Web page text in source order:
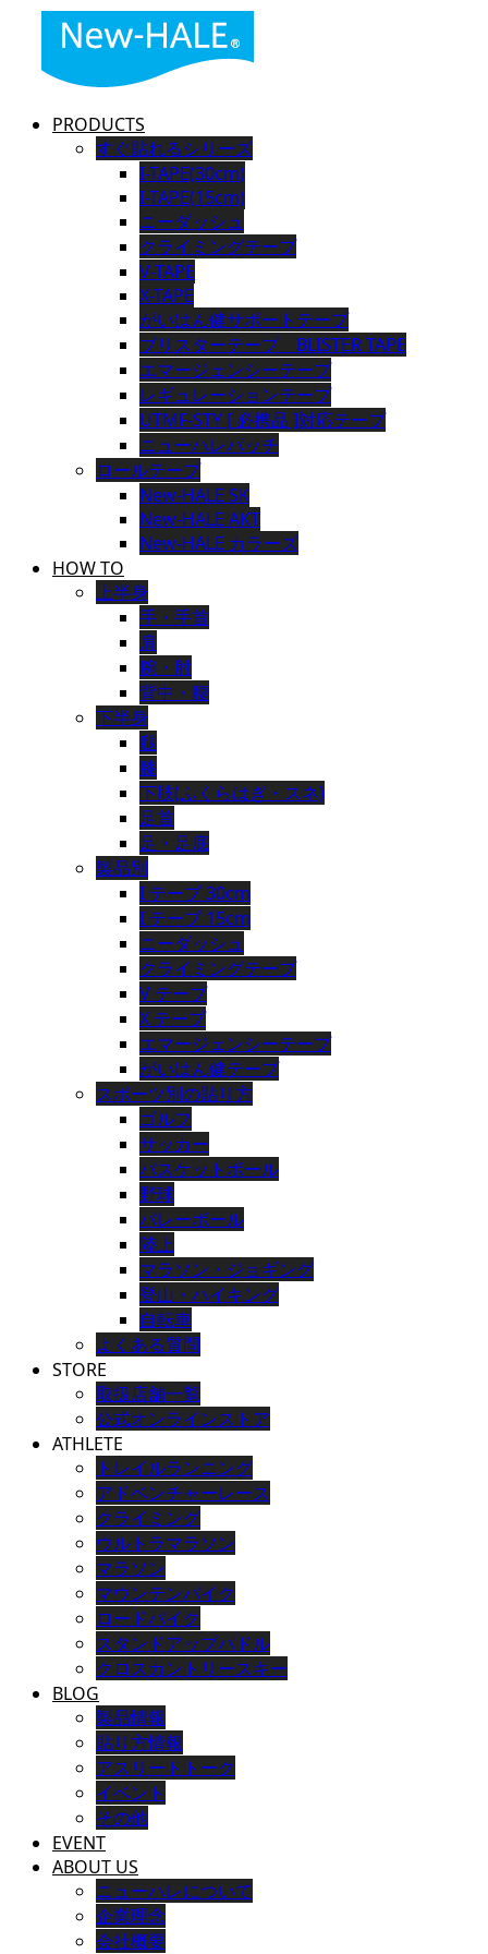
PRODUCTS
すぐ貼れるシリーズ
I-TAPE(30cm)
I-TAPE(15cm)
ニーダッシュ
クライミングテープ
V-TAPE
X-TAPE
がいはん健サポートテープ
ブリスターテープ BLISTER TAPE
エマージェンシーテープ
レギュレーションテープ
UTMF-STY [ 必携品 ]対応テープ
ニューハレパッチ
ロールテープ
New-HALE SK
New-HALE AKT
New-HALE カラーズ
HOW TO
上半身
手・手首
肩
腕・肘
背中・腰
下半身
腿
膝
下肢(ふくらはぎ・スネ)
足首
足・足底
製品別
I テープ 30cm
I テープ 15cm
ニーダッシュ
クライミングテープ
V テープ
X テープ
エマージェンシーテープ
がいはん健テープ
スポーツ別の貼り方
ゴルフ
サッカー
バスケットボール
野球
バレーボール
陸上
マラソン・ジョギング
登山・ハイキング
自転車
よくある質問
STORE
取扱店舗一覧
公式オンラインストア
ATHLETE
トレイルランニング
アドベンチャーレース
クライミング
ウルトラマラソン
マラソン
マウンテンバイク
ロードバイク
スタンドアップパドル
クロスカントリースキー
BLOG
製品情報
貼り方情報
アスリートトーク
イベント
その他
EVENT
ABOUT US
ニューハレについて
企業理念
会社概要